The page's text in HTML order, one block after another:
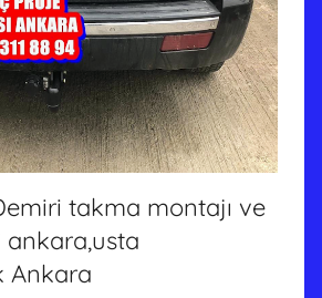
takma montajı ve
Ankara